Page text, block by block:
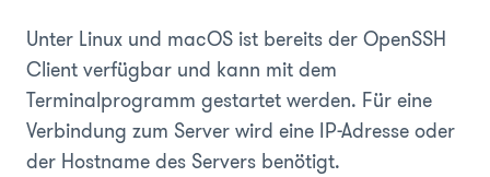
Unter Linux und macOS ist bereits der OpenSSH
Client verfügbar und kann mit dem
Terminalprogramm gestartet werden. Für eine
Verbindung zum Server wird eine IP-Adresse oder
der Hostname des Servers benötigt.